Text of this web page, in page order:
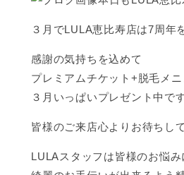
３月でLULA恵比寿店は7周年
感謝の気持ちを込めて
プレミアムチケット+脱毛メ
３月いっぱいプレゼント中で
皆様のご来店心よりお待ちし
LULAスタッフは皆様のお悩